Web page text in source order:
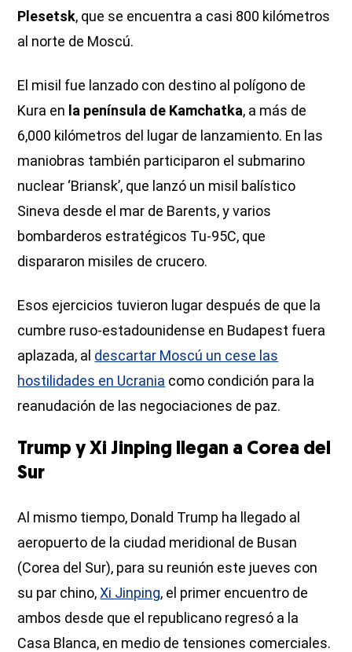
Plesetsk, que se encuentra a casi 800 kilómetros
al norte de Moscú.
El misil fue lanzado con destino al polígono de
Kura en la península de Kamchatka, a más de
6,000 kilómetros del lugar de lanzamiento. En las
maniobras también participaron el submarino
nuclear ‘Briansk’, que lanzó un misil balístico
Sineva desde el mar de Barents, y varios
bombarderos estratégicos Tu-95C, que
dispararon misiles de crucero.
Esos ejercicios tuvieron lugar después de que la
cumbre ruso-estadounidense en Budapest fuera
aplazada, al descartar Moscú un cese las
hostilidades en Ucrania como condición para la
reanudación de las negociaciones de paz.
Trump y Xi Jinping llegan a Corea del
Sur
Al mismo tiempo, Donald Trump ha llegado al
aeropuerto de la ciudad meridional de Busan
(Corea del Sur), para su reunión este jueves con
su par chino,Xi Jinping, el primer encuentro de
ambos desde que el republicano regresó a la
Casa Blanca, en medio de tensiones comerciales.